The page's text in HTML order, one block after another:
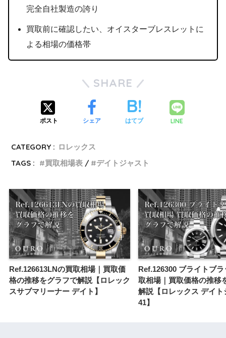
完全自社製造の誇り
買取前に確認したい、オイスターブレスレットに
よる相場の価格帯
SHARE
ポスト シェア はてブ LINE
CATEGORY : ロレックス
TAGS :
買取相場表 デイトジャスト
Ref.126613LNの買取相場｜買取価
格の推移をグラフで解説【ロレック
スサブマリーナー デイト】
Ref.126300 ブライトブ
取相場｜買取価格の推移
解説【ロレックス デイト
41】